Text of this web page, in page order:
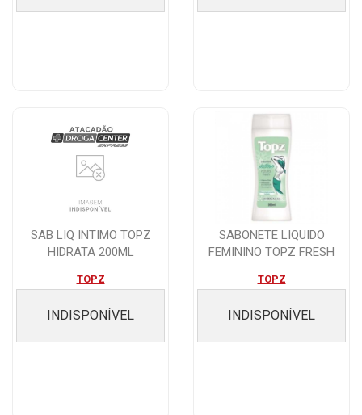
SAB LIQ INTIMO TOPZ
HIDRATA 200ML
TOPZ
INDISPONÍVEL
SABONETE LIQUIDO
FEMININO TOPZ FRESH
TOPZ
INDISPONÍVEL